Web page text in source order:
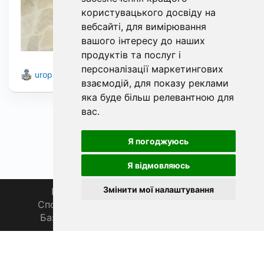
користувацького досвіду на
вебсайті, для вимірювання
вашого інтересу до наших
продуктів та послуг і
персоналізації маркетингових
взаємодій, для показу реклами
яка буде більш релевантною для
вас.
Я погоджуюсь
Я відмовляюсь
Змінити мої налаштування
uropbo4ek 26 0
Головна Про нас
Магазин 🛒
Спортивна рибалка 🏆
База знань 📚